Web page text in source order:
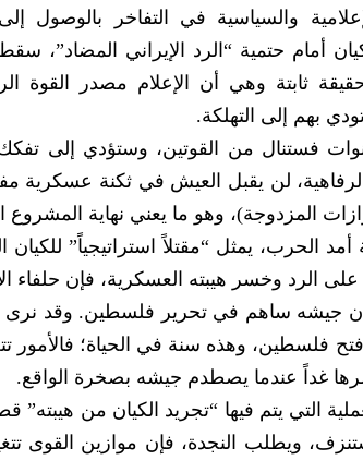
والسياسية في التفاخر بالوصول
أمام حتمية “الرد الإيراني المضاد”،
ثابتة وهي أن الإعلام مصدر القوة
بهم إلى التهلكة.
فستنال من القوتين، وستؤدي إلى
لن يقبل العيش في ثكنة عسكرية
المزدوجة)، وهو ما يعني نهاية المشروع
الحرب، يمثل “مقتلاً استراتيجياً”
الرد وخسر هيبته العسكرية، فإن
جيشه ساهم في تحرير فلسطين. وقد نرى
فتح فلسطين، وهذه سنة في الحياة؛ فالأمور
غداً عندما يصطدم جيشه بصخرة الواقع.
التي يتم فيها “تجريد الكيان من
ويطلب النجدة، فإن موازين القوى